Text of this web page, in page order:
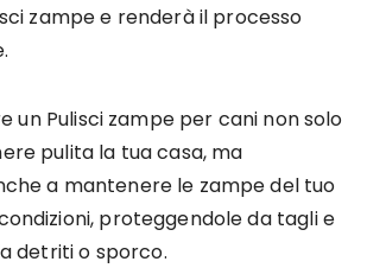
zampe e renderà il processo
un Pulisci zampe per cani non solo
pulita la tua casa, ma
a mantenere le zampe del tuo
proteggendole da tagli e
detriti o sporco.